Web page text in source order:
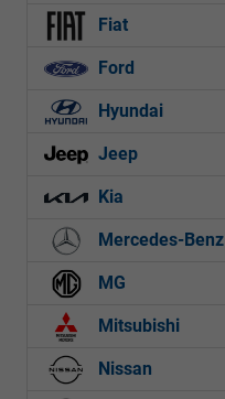
Fiat
Ford
Hyundai
Jeep
Kia
Mercedes-Benz
MG
Mitsubishi
Nissan